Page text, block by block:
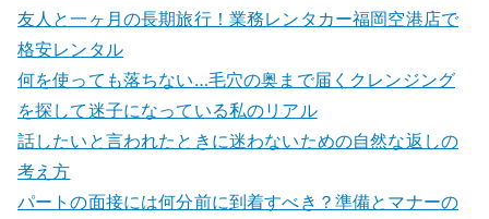
友人と一ヶ月の長期旅行！業務レンタカー福岡空港店で
格安レンタル
何を使っても落ちない…毛穴の奥まで届くクレンジング
を探して迷子になっている私のリアル
話したいと言われたときに迷わないための自然な返しの
考え方
パートの面接には何分前に到着すべき？準備とマナーの